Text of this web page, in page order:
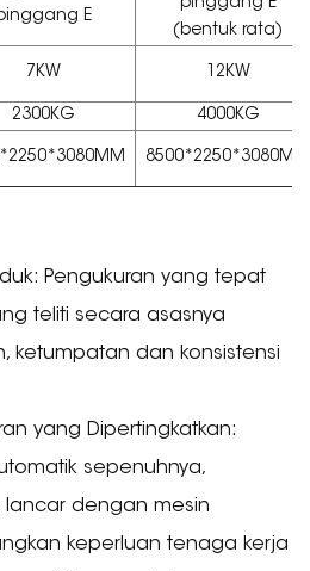
E
(bentuk rata)
7KW 12KW
2300KG
4000KG
8500*2250*3080MM
Pengukuran yang tepat
teliti secara asasnya
ketumpatan dan konsistensi
yang Dipertingkatkan:
sepenuhnya,
dengan mesin
keperluan tenaga kerja